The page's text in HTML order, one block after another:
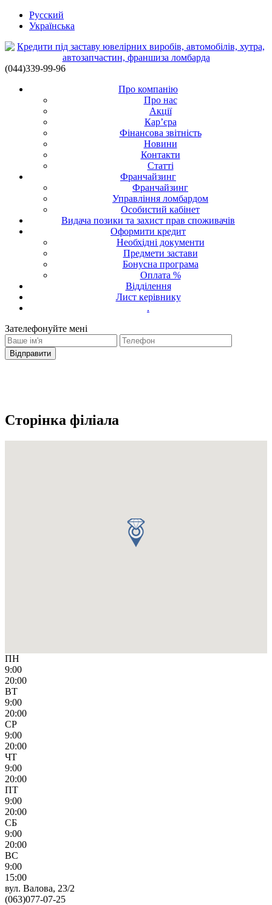
Русский
Українська
(044)339-99-96
Про компанію
Про нас
Акції
Кар’єра
Фінансова звітність
Новини
Контакти
Статті
Франчайзинг
Франчайзинг
Управління ломбардом
Особистий кабінет
Видача позики та захист прав споживачів
Оформити кредит
Необхідні документи
Предмети застави
Бонусна програма
Оплата %
Відділення
Лист керівнику
.
Зателефонуйте мені
Сторінка філіала
ПН
9:00
20:00
ВТ
9:00
20:00
СР
9:00
20:00
ЧТ
9:00
20:00
ПТ
9:00
20:00
СБ
9:00
20:00
ВС
9:00
15:00
вул. Валова, 23/2
(063)077-07-25